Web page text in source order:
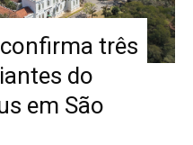
três
do
em São